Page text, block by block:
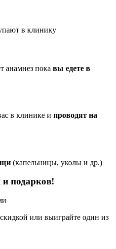
в клинику
анамнез пока вы едете в
в клинике и проводят на
(капельницы, уколы и др.)
и подарков!
или выиграйте один из